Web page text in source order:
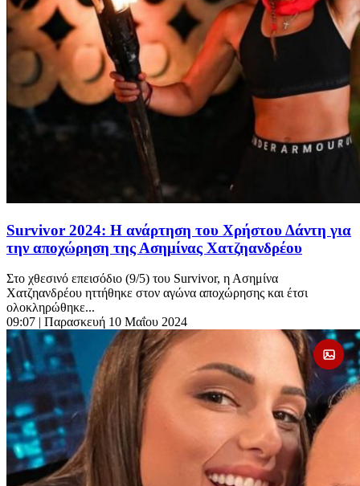
Survivor 2024: Η ανάρτηση του Χρήστου Δάντη για
την αποχώρηση της Ασημίνας Χατζηανδρέου
Στο χθεσινό επεισόδιο (9/5) του Survivor, η Ασημίνα
Χατζηανδρέου ηττήθηκε στον αγώνα αποχώρησης και έτσι
ολοκληρώθηκε...
09:07 | Παρασκευή 10 Μαΐου 2024